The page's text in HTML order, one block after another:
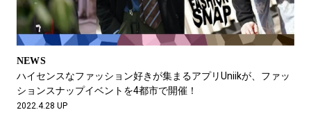
NEWS
ハイセンスなファッション好きが集まるアプリUniikが、ファッ
ションスナップイベントを4都市で開催！
2022.4.28 UP